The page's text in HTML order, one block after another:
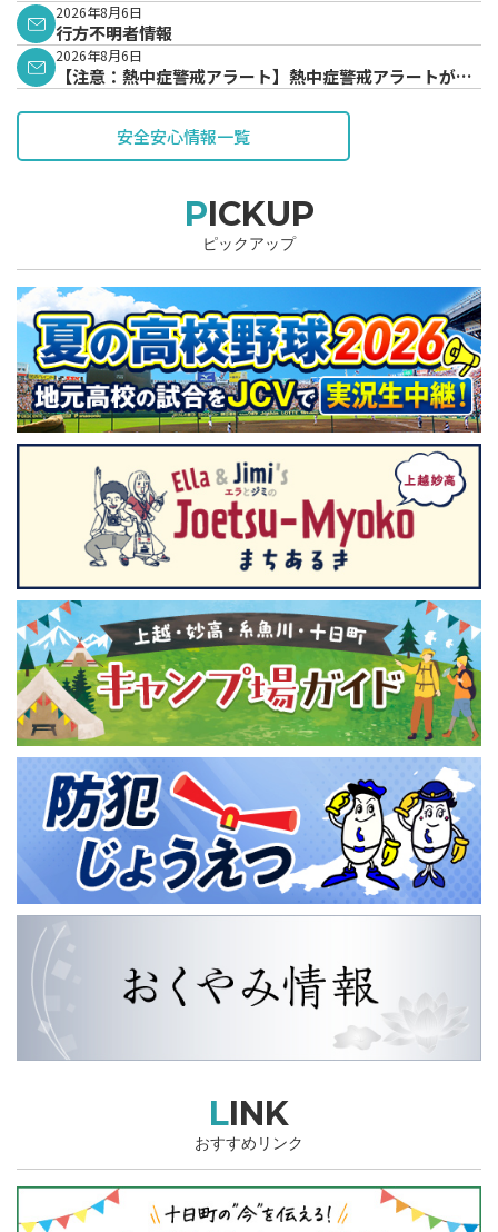
2026年8月6日
行方不明者情報
2026年8月6日
【注意：熱中症警戒アラート】熱中症警戒アラートが発
安全安心情報一覧
PICKUP
ピックアップ
LINK
おすすめリンク